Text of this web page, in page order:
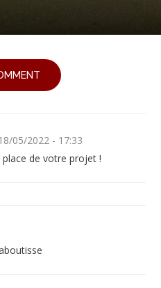
05/2022 - 17:33
de votre projet !